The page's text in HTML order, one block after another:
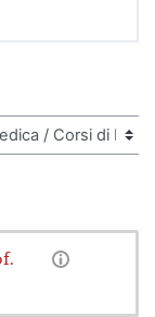
CORSI